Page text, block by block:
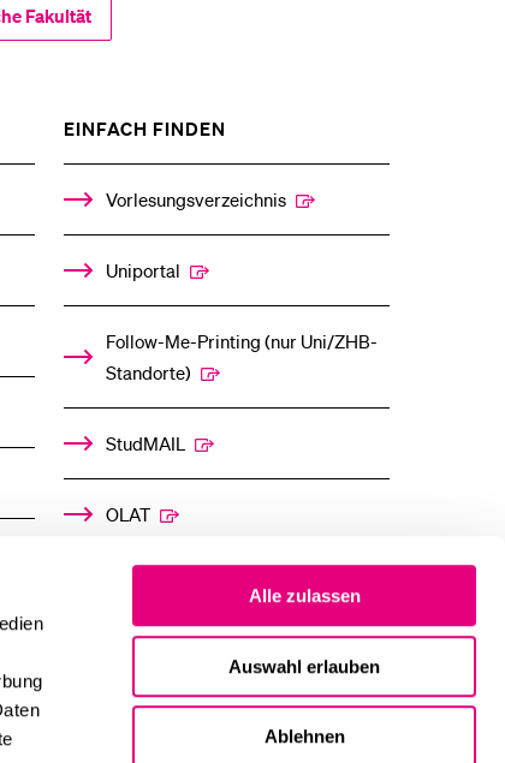
Alle zulassen
Auswahl erlauben
Ablehnen
Fakultät
EINFACH FINDEN
%1$S
UNTERMENÜ
Vorlesungsverzeichnis
Uniportal
Follow-Me-Printing­ ­(nur Uni/ZHB-
Standorte)
StudMAIL
OLAT